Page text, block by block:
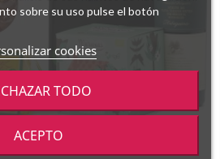
sobre su uso pulse el botón
cookies
TODO
ACEPTO